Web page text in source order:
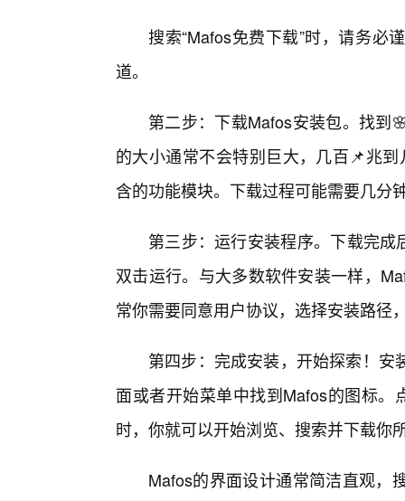
搜索“Mafos免费下载”时，请务必
道。
第二步：下载Mafos安装包。找到
的大小通常不会特别巨大，几百📌兆
含的功能模块。下载过程可能需要几分
第三步：运行安装程序。下载完
双击运行。与大多数软件安装一样，
常你需要同意用户协议，选择安装路径
第四步：完成安装，开始探索！
面或者开始菜单中找到Mafos的图标
时，你就可以开始浏览、搜索并下载你
Mafos的界面设计通常简洁直观，